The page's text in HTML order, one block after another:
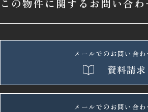
この物件に関するお問い合わ
メールでのお問い合わ
資料請求
メールでのお問い合わ